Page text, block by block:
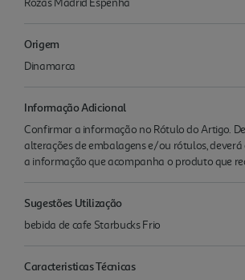
Origem
Dinamarca
Informação Adicional
Confirmar a informação no Rótulo do Artigo.
alterações de embalagens e/ou rótulos, deverá
a informação que acompanha o produto que
Sugestões Utilização
bebida de cafe Starbucks Frio
Caracteristicas Técnicas